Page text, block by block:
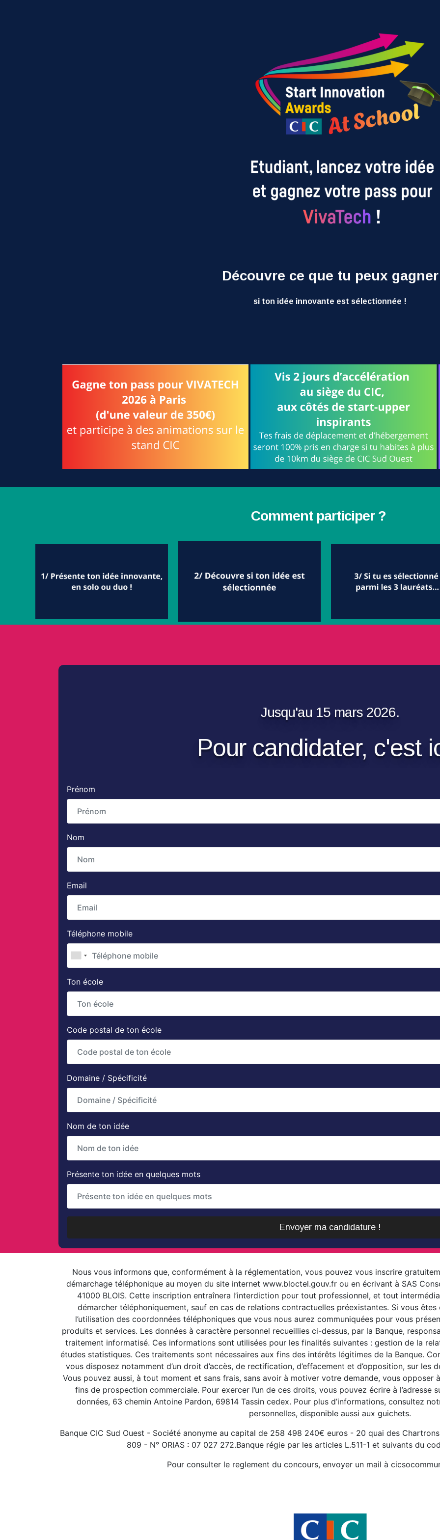
Découvre ce que tu peux gagner
si ton idée innovante est sélectionnée !
Comment participer ?
Jusqu'au 15 mars 2026.
Pour candidater, c'est
Prénom
Nom
Email
Téléphone mobile
Ton école
Code postal de ton école
Domaine / Spécificité
Nom de ton idée
Présente ton idée en quelques mots
Envoyer ma candidature !
Nous vous informons que, conformément à la réglementation, vous pouvez vous inscrire
démarchage téléphonique au moyen du site internet www.bloctel.gouv.fr ou en écrivant à SAS
41000 BLOIS. Cette inscription entraînera l’interdiction pour tout professionnel, et tout
démarcher téléphoniquement, sauf en cas de relations contractuelles préexistantes. Si vous
l’utilisation des coordonnées téléphoniques que vous nous aurez communiquées pour vous
produits et services. Les données à caractère personnel recueillies ci-dessus, par la Banque,
traitement informatisé. Ces informations sont utilisées pour les finalités suivantes : gestion de la
études statistiques. Ces traitements sont nécessaires aux fins des intérêts légitimes de la Banque.
vous disposez notamment d’un droit d’accès, de rectification, d’effacement et d’opposition, sur les
Vous pouvez aussi, à tout moment et sans frais, sans avoir à motiver votre demande, vous opposer
fins de prospection commerciale. Pour exercer l’un de ces droits, vous pouvez écrire à l’adresse
données, 63 chemin Antoine Pardon, 69814 Tassin cedex. Pour plus d’informations, consultez
personnelles, disponible aussi aux guichets.
Banque CIC Sud Ouest - Société anonyme au capital de 258 498 240€ euros - 20 quai des
809 - N° ORIAS : 07 027 272.Banque régie par les articles L.511-1 et suivants du
Pour consulter le reglement du concours, envoyer un mail à